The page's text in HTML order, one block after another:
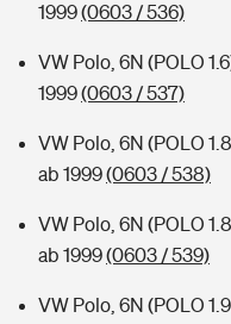
1999(0603 / 536)
VW Polo, 6N (POLO
1999(0603 / 537)
VW Polo, 6N (POLO
ab 1999(0603 / 538)
VW Polo, 6N (POLO
ab 1999(0603 / 539)
VW Polo, 6N (POLO